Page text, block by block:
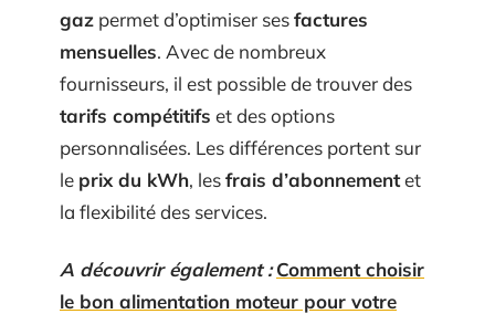
gaz permet d’optimiser sesfactures
mensuelles. Avec de nombreux
fournisseurs, il est possible de trouver des
tarifs compétitifs et des options
personnalisées. Les différences portent sur
le prix du kWh, lesfrais d’abonnementet
la flexibilité des services.
A découvrir également : Comment choisir
le bon alimentation moteur pour votre